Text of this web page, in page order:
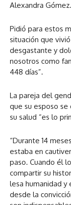
Alexandra Gómez.
Pidió para estos
situación que
desgastante y
nosotros como
448 días”.
La pareja del
que su esposo se
su salud “es lo
“Durante 14
estaba en
paso. Cuando él
compartir su
lesa humanidad y
desde la